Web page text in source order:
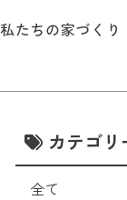
私たちの家づくり
カテゴリ
全て